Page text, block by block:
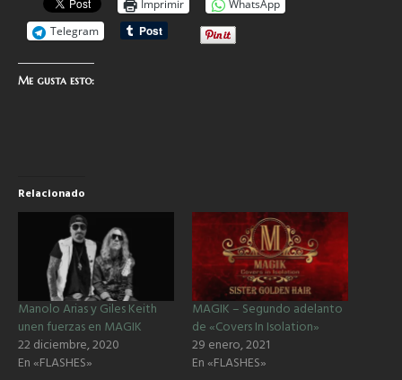
Imprimir
WhatsApp
Telegram
Me gusta esto:
Relacionado
Manolo Arias y Giles Keith
unen fuerzas en MAGIK
22 diciembre, 2020
En «FLASHES»
MAGIK – Segundo adelanto
de «Covers In Isolation»
29 enero, 2021
En «FLASHES»